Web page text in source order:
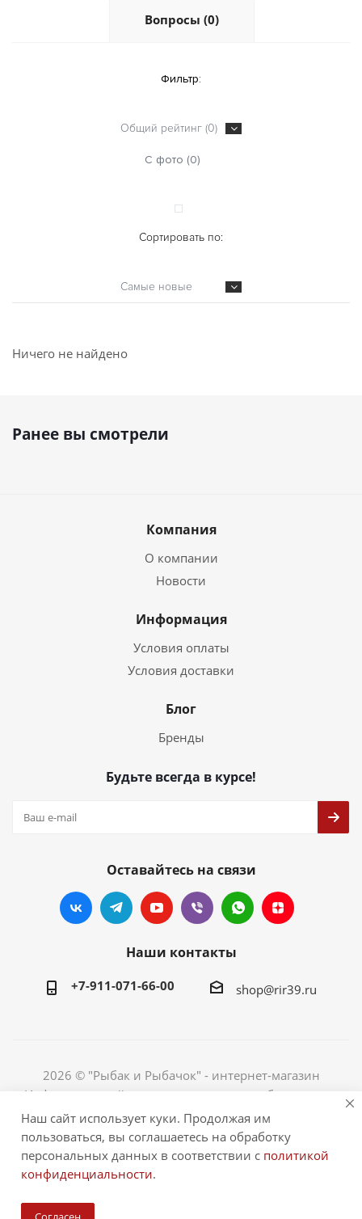
Вопросы (0)
Фильтр:
Общий рейтинг (0)
С фото (0)
Сортировать по:
Самые новые
Ничего не найдено
Ранее вы смотрели
Компания
О компании
Новости
Информация
Условия оплаты
Условия доставки
Блог
Бренды
Будьте всегда в курсе!
Оставайтесь на связи
Наши контакты
+7-911-071-66-00 shop@rir39.ru
2026 © "Рыбак и Рыбачок" - интернет-магазин
Информация сайта защищена законом об авторских
правах. Индивидуальный предприниматель Рогов
Сергей Юрьевич. ИНН 390600967290. ОГРНИП
324390000064229.
Наш сайт использует куки. Продолжая им
пользоваться, вы соглашаетесь на обработку
персональных данных в соответствии с политикой
конфиденциальности.